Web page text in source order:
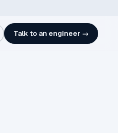
Talk to an engineer →